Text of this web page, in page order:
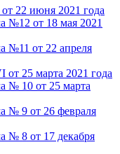
22 июня 2021 года
№12 от 18 мая 2021
№11 от 22 апреля
25 марта 2021 года
№ 10 от 25 марта
№ 9 от 26 февраля
№ 8 от 17 декабря